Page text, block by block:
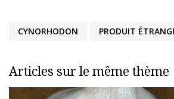
CYNORHODON PRODUIT
Articles sur le même thème